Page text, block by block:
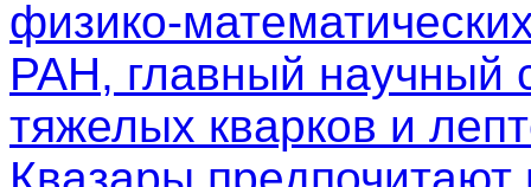
физико-
РАН, главный научный
тяжелых кварков и